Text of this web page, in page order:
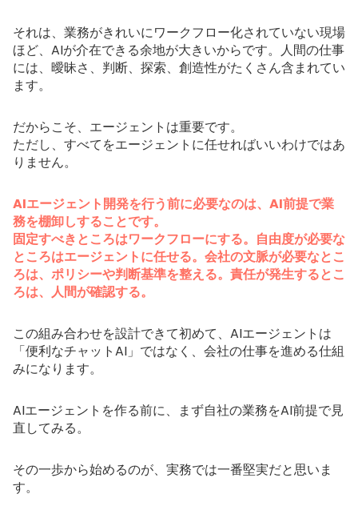
それは、業務がきれいにワークフロー化されていない現場
ほど、AIが介在できる余地が大きいからです。人間の仕事
には、曖昧さ、判断、探索、創造性がたくさん含まれてい
ます。
だからこそ、エージェントは重要です。
ただし、すべてをエージェントに任せればいいわけではあ
りません。
AIエージェント開発を行う前に必要なのは、AI前提で業
務を棚卸しすることです。
固定すべきところはワークフローにする。自由度が必要な
ところはエージェントに任せる。会社の文脈が必要なとこ
ろは、ポリシーや判断基準を整える。責任が発生するとこ
ろは、人間が確認する。
この組み合わせを設計できて初めて、AIエージェントは
「便利なチャットAI」ではなく、会社の仕事を進める仕組
みになります。
AIエージェントを作る前に、まず自社の業務をAI前提で見
直してみる。
その一歩から始めるのが、実務では一番堅実だと思いま
す。